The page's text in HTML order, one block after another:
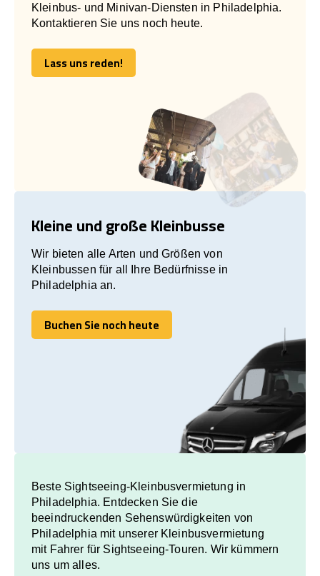
Kleinbus- und Minivan-Diensten in Philadelphia.
Kontaktieren Sie uns noch heute.
Lass uns reden!
Lass uns reden!
Kleine und große Kleinbusse
Wir bieten alle Arten und Größen von
Kleinbussen für all Ihre Bedürfnisse in
Philadelphia an.
Buchen Sie noch heute
Buchen Sie noch heute
Beste Sightseeing-Kleinbusvermietung in
Philadelphia. Entdecken Sie die
beeindruckenden Sehenswürdigkeiten von
Philadelphia mit unserer Kleinbusvermietung
mit Fahrer für Sightseeing-Touren. Wir kümmern
uns um alles.